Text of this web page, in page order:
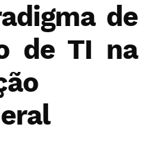
de
de TI na